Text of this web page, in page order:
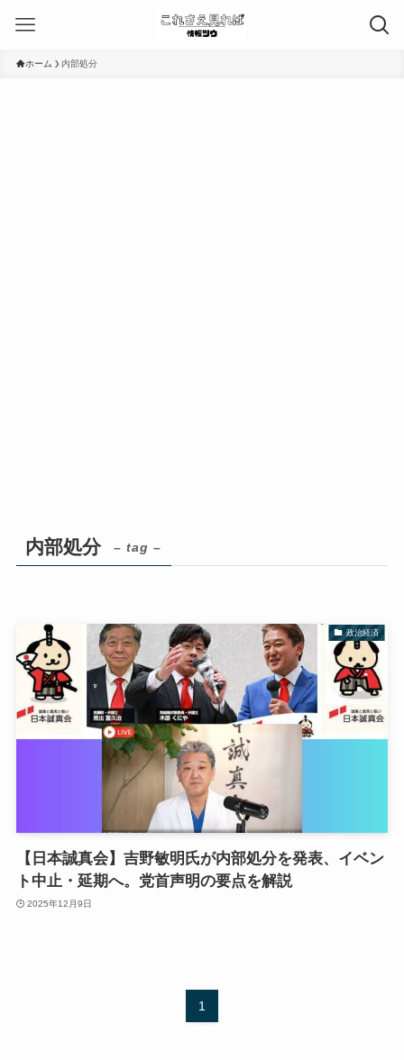
ホーム 内部処分
内部処分 – tag –
政治経済
【日本誠真会】吉野敏明氏が内部処分を発表、イベン
ト中止・延期へ。党首声明の要点を解説
2025年12月9日
1